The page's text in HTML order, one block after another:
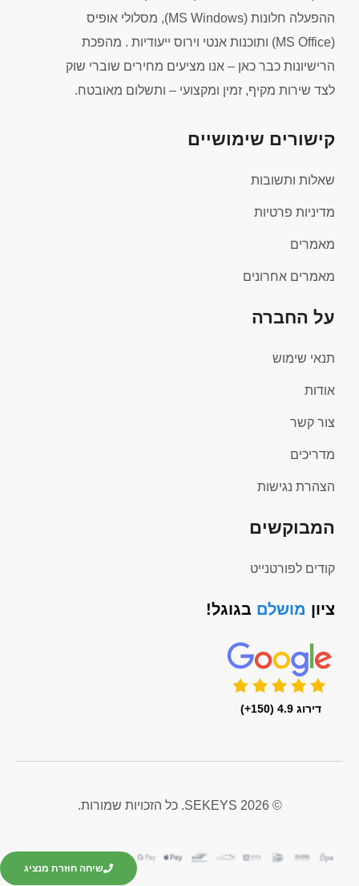
שיחה חוזרת מנציג
ההפעלה חלונות (MS Windows), מסלולי אופיס
(MS Office) ותוכנות אנטי וירוס ייעודיות . מהפכת
הרישיונות כבר כאן – אנו מציעים מחירים שוברי שוק
לצד שירות מקיף, זמין ומקצועי – ותשלום מאובטח.
קישורים שימושיים
שאלות ותשובות
מדיניות פרטיות
מאמרים
מאמרים אחרונים
על החברה
תנאי שימוש
אודות
צור קשר
מדריכים
הצהרת נגישות
המבוקשים
קודים לפורטנייט
ציון מושלם בגוגל!
דירוג 4.9 (150+)
© 2026 SEKEYS. כל הזכויות שמורות.